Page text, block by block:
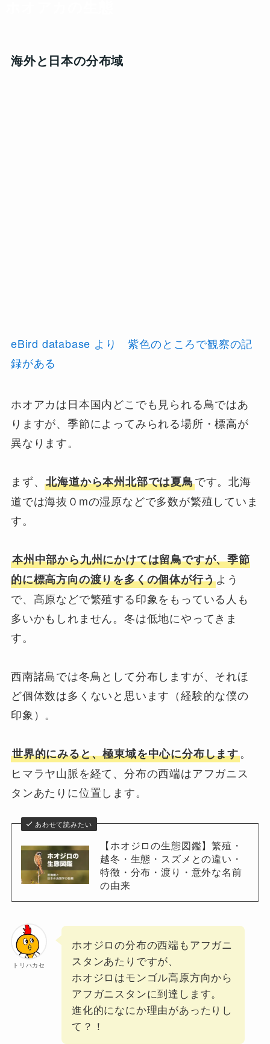
海外と日本の分布域
eBird database より 紫色のところで観察の記
録がある
ホオアカは日本国内どこでも見られる鳥ではあ
りますが、季節によってみられる場所・標高が
異なります。
まず、北海道から本州北部では夏鳥です。北海
道では海抜０mの湿原などで多数が繁殖していま
す。
本州中部から九州にかけては留鳥ですが、季節
的に標高方向の渡りを多くの個体が行うよう
で、高原などで繁殖する印象をもっている人も
多いかもしれません。冬は低地にやってきま
す。
西南諸島では冬鳥として分布しますが、それほ
ど個体数は多くないと思います（経験的な僕の
印象）。
世界的にみると、極東域を中心に分布します。
ヒマラヤ山脈を経て、分布の西端はアフガニス
タンあたりに位置します。
あわせて読みたい
【ホオジロの生態図鑑】繁殖・
越冬・生態・スズメとの違い・
特徴・分布・渡り・意外な名前
の由来
トリハカセ
ホオジロの分布の西端もアフガニ
スタンあたりですが、
ホオジロはモンゴル高原方向から
アフガニスタンに到達します。
進化的になにか理由があったりし
て？！